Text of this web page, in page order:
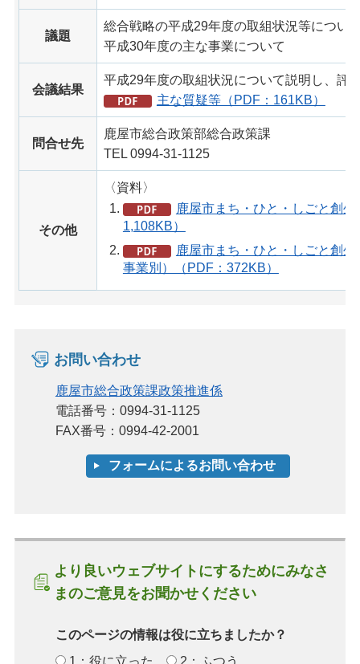
議題
総合戦略の平成29年度の取組状況等につい
平成30年度の主な事業について
会議結果
平成29年度の取組状況について説明し、評
主な質疑等（PDF：161KB）
問合せ先
鹿屋市総合政策部総合政策課
TEL 0994-31-1125
その他
〈資料〉
鹿屋市まち・ひと・しごと創
1,108KB）
鹿屋市まち・ひと・しごと創
事業別）（PDF：372KB）
お問い合わせ
鹿屋市総合政策課政策推進係
電話番号：0994-31-1125
FAX番号：0994-42-2001
より良いウェブサイトにするためにみなさ
まのご意見をお聞かせください
このページの情報は役に立ちましたか？
1：役に立った
2：ふつう